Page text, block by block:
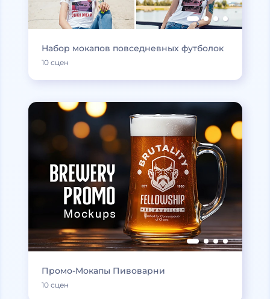
Набор мокапов повседневных футболок
10 сцен
Промо-Мокапы Пивоварни
10 сцен